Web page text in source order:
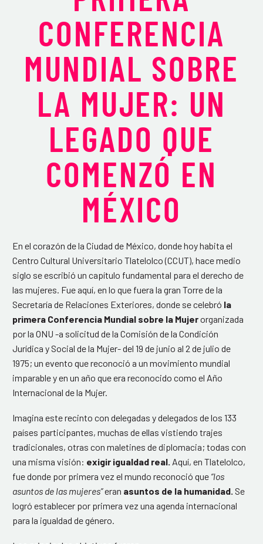
CONFERENCIA
MUNDIAL SOBRE
LA MUJER: UN
LEGADO QUE
COMENZÓ EN
MÉXICO
En el corazón de la Ciudad de México, donde hoy habita el
Centro Cultural Universitario Tlatelolco (CCUT), hace medio
siglo se escribió un capítulo fundamental para el derecho de
las mujeres. Fue aquí, en lo que fuera la gran Torre de la
Secretaría de Relaciones Exteriores, donde se celebró la
primera Conferencia Mundial sobre la Mujerorganizada
por la ONU -a solicitud de la Comisión de la Condición
Jurídica y Social de la Mujer- del 19 de junio al 2 de julio de
1975; un evento que reconoció a un movimiento mundial
imparable y en un año que era reconocido como el Año
Internacional de la Mujer.
Imagina este recinto con delegadas y delegados de los 133
países participantes, muchas de ellas vistiendo trajes
tradicionales, otras con maletines de diplomacia; todas con
una misma visión: exigir igualdad real. Aquí, en Tlatelolco,
fue donde por primera vez el mundo reconoció que “los
asuntos de las mujeres”eran asuntos de la humanidad. Se
logró establecer por primera vez una agenda internacional
para la igualdad de género.